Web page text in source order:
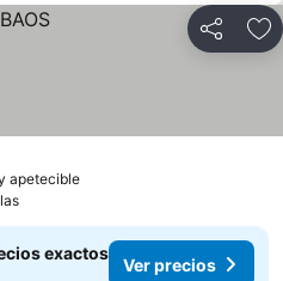
Compartir
apetecible
exactos
Ver precios